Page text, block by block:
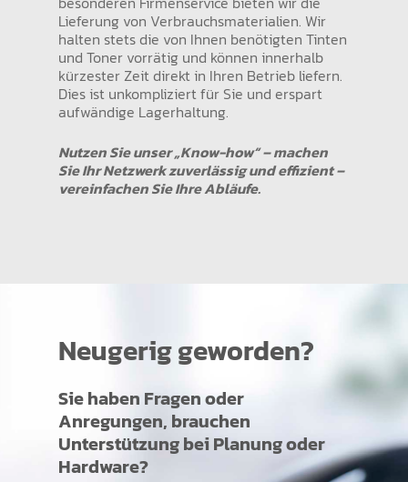
Lieferung von Verbrauchsmaterialien. Wir
halten stets die von Ihnen benötigten Tinten
und Toner vorrätig und können innerhalb
kürzester Zeit direkt in Ihren Betrieb liefern.
Dies ist unkompliziert für Sie und erspart
aufwändige Lagerhaltung.
Nutzen Sie unser „Know-how“ – machen
Sie Ihr Netzwerk zuverlässig und effizient –
vereinfachen Sie Ihre Abläufe.
Neugerig geworden?
Sie haben Fragen oder
Anregungen, brauchen
Unterstützung bei Planung oder
Hardware?